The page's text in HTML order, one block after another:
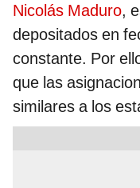
Nicolás Maduro,
depositados en
constante. Por
que las
similares a los